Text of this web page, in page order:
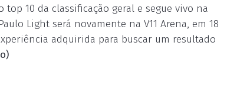
10 da classificação geral e segue vivo na
Light será novamente na V11 Arena, em 18
adquirida para buscar um resultado